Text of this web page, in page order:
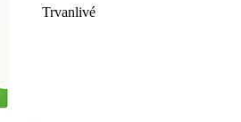
Trvanlivé